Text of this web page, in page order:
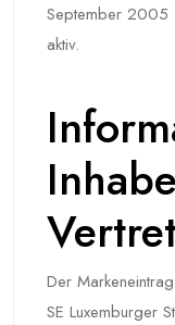
September 2005
aktiv.
Der
SE Luxemburger